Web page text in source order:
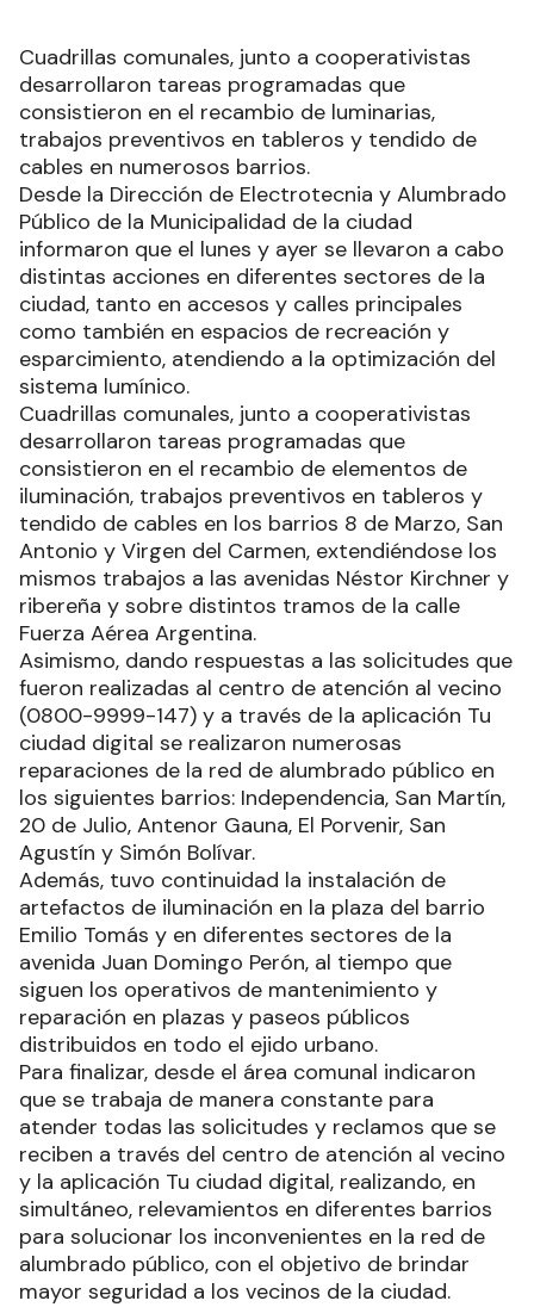
Cuadrillas comunales, junto a cooperativistas
desarrollaron tareas programadas que
consistieron en el recambio de luminarias,
trabajos preventivos en tableros y tendido de
cables en numerosos barrios.
Desde la Dirección de Electrotecnia y Alumbrado
Público de la Municipalidad de la ciudad
informaron que el lunes y ayer se llevaron a cabo
distintas acciones en diferentes sectores de la
ciudad, tanto en accesos y calles principales
como también en espacios de recreación y
esparcimiento, atendiendo a la optimización del
sistema lumínico.
Cuadrillas comunales, junto a cooperativistas
desarrollaron tareas programadas que
consistieron en el recambio de elementos de
iluminación, trabajos preventivos en tableros y
tendido de cables en los barrios 8 de Marzo, San
Antonio y Virgen del Carmen, extendiéndose los
mismos trabajos a las avenidas Néstor Kirchner y
ribereña y sobre distintos tramos de la calle
Fuerza Aérea Argentina.
Asimismo, dando respuestas a las solicitudes que
fueron realizadas al centro de atención al vecino
(0800-9999-147) y a través de la aplicación Tu
ciudad digital se realizaron numerosas
reparaciones de la red de alumbrado público en
los siguientes barrios: Independencia, San Martín,
20 de Julio, Antenor Gauna, El Porvenir, San
Agustín y Simón Bolívar.
Además, tuvo continuidad la instalación de
artefactos de iluminación en la plaza del barrio
Emilio Tomás y en diferentes sectores de la
avenida Juan Domingo Perón, al tiempo que
siguen los operativos de mantenimiento y
reparación en plazas y paseos públicos
distribuidos en todo el ejido urbano.
Para finalizar, desde el área comunal indicaron
que se trabaja de manera constante para
atender todas las solicitudes y reclamos que se
reciben a través del centro de atención al vecino
y la aplicación Tu ciudad digital, realizando, en
simultáneo, relevamientos en diferentes barrios
para solucionar los inconvenientes en la red de
alumbrado público, con el objetivo de brindar
mayor seguridad a los vecinos de la ciudad.